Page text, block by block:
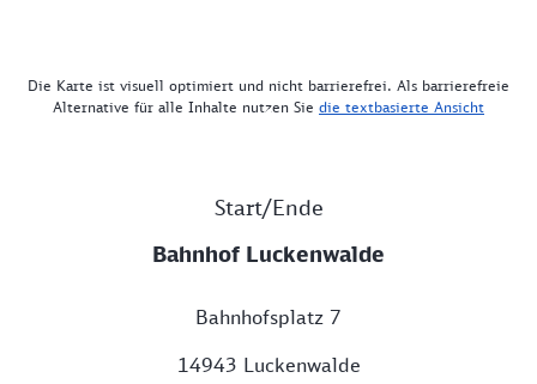
Die Karte ist visuell optimiert und nicht barrierefrei. Als barrierefreie
Alternative für alle Inhalte nutzen Sie die textbasierte Ansicht
Start/Ende
Bahnhof Luckenwalde
Bahnhofsplatz 7
14943 Luckenwalde